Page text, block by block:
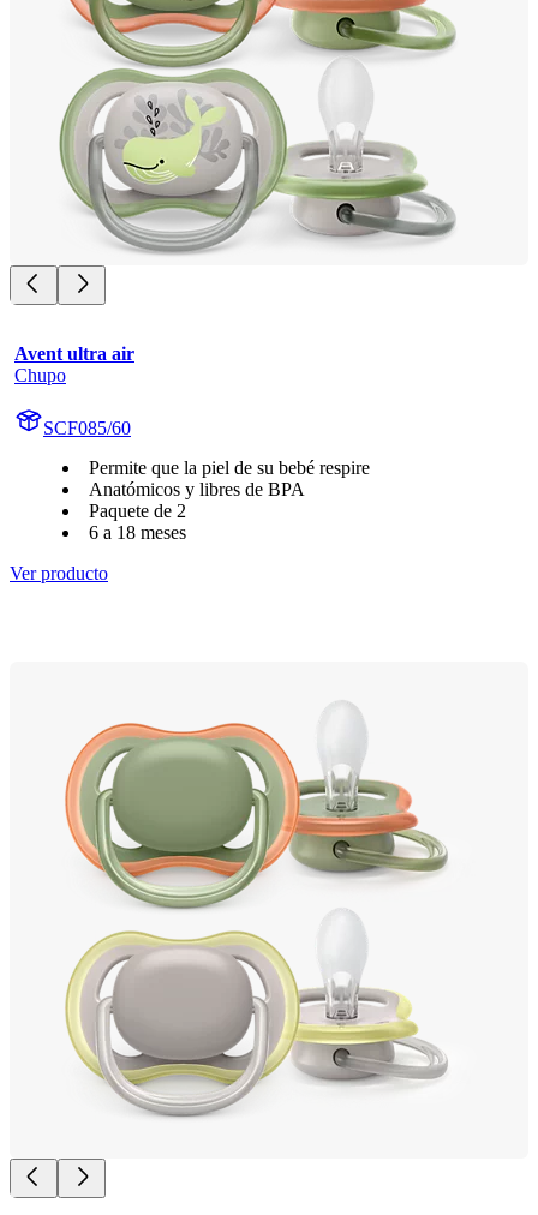
Avent ultra air
Chupo
SCF085/60
Permite que la piel de su bebé respire
Anatómicos y libres de BPA
Paquete de 2
6 a 18 meses
Ver producto